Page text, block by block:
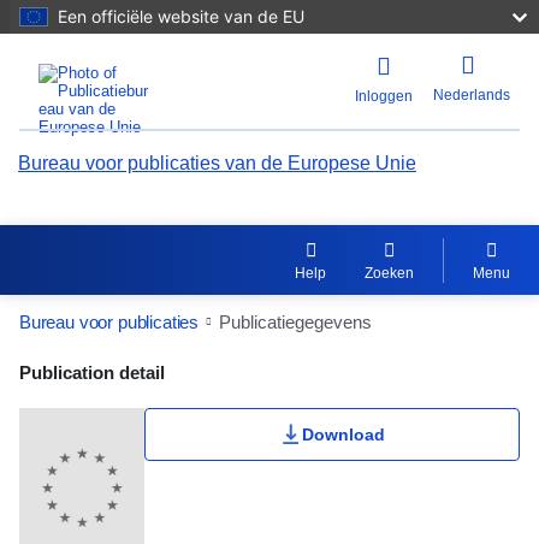
Een officiële website van de EU
Inloggen Nederlands
Bureau voor publicaties van de Europese Unie
Help Zoeken Menu
Bureau voor publicaties Publicatiegegevens
Publication Detail Actions Portlet
Gebruikerswaardering
Publication detail
Download